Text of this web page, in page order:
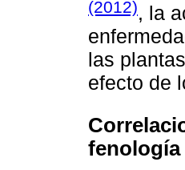
(2012), la
las
efecto de